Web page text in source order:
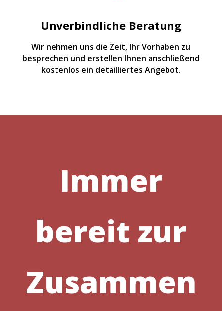
Unverbindliche Beratung
Wir nehmen uns die Zeit, Ihr Vorhaben zu
besprechen und erstellen Ihnen anschließend
kostenlos ein detailliertes Angebot.
Immer
bereit zur
Zusammen